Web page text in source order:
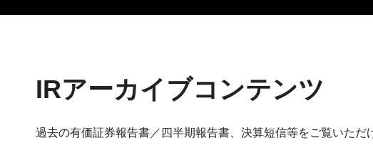
IRアーカイブコンテンツ
過去の有価証券報告書／四半期報告書、決算短信等をご覧いただ